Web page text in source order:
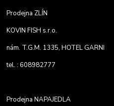
Prodejna ZLÍN
KOVIN FISH s.r.o.
nám. T.G.M. 1335, HOTEL GARNI
tel. : 608982777
Prodejna NAPAJEDLA